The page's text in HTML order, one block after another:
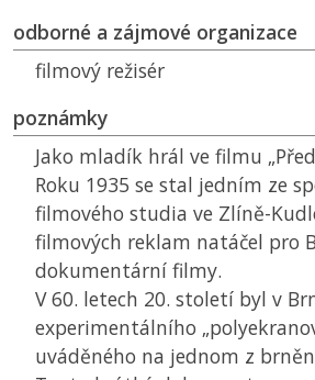
odborné a zájmové organizace
filmový režisér
poznámky
Jako mladík hrál ve filmu
Roku 1935 se stal jedním ze
filmového studia ve Zlíně-
filmových reklam natáčel pro
dokumentární filmy.
V 60. letech 20. století byl v
experimentálního
uváděného na jednom z